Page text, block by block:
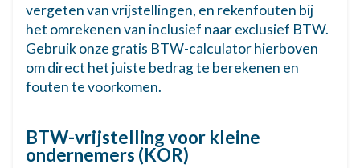
Juridische diensten
Advocatuur, notariaat, juridisch advies.
Boekhouding & administratie
Boekhoudkundige dienstverlening,
Bouwwerkzaamheden
Bouw, renovatie, installatie, onderhoud.
vergeten van vrijstellingen, en rekenfouten bij
het omrekenen van inclusief naar exclusief BTW.
Gebruik onze gratis BTW-calculator hierboven
om direct het juiste bedrag te berekenen en
fouten te voorkomen.
BTW-vrijstelling voor kleine
ondernemers (KOR)